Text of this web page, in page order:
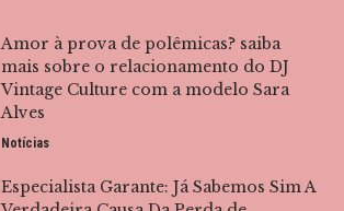
Amor à prova de polêmicas? saiba
mais sobre o relacionamento do DJ
Vintage Culture com a modelo Sara
Alves
Notícias
Especialista Garante: Já Sabemos Sim A